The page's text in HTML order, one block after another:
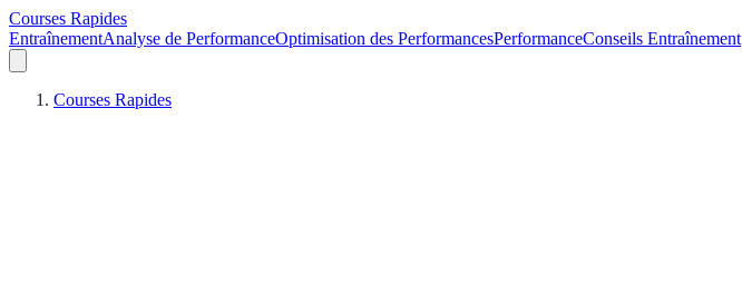
Courses Rapides
EntraînementAnalyse de PerformanceOptimisation des PerformancesPerformanceConseils Entraînement
Courses Rapides